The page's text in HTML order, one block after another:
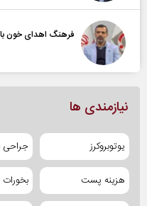
فرهنگ اهدای خون
نیازمندی ها
یوتوبروکرز جراحی
هزینه پست بخورات